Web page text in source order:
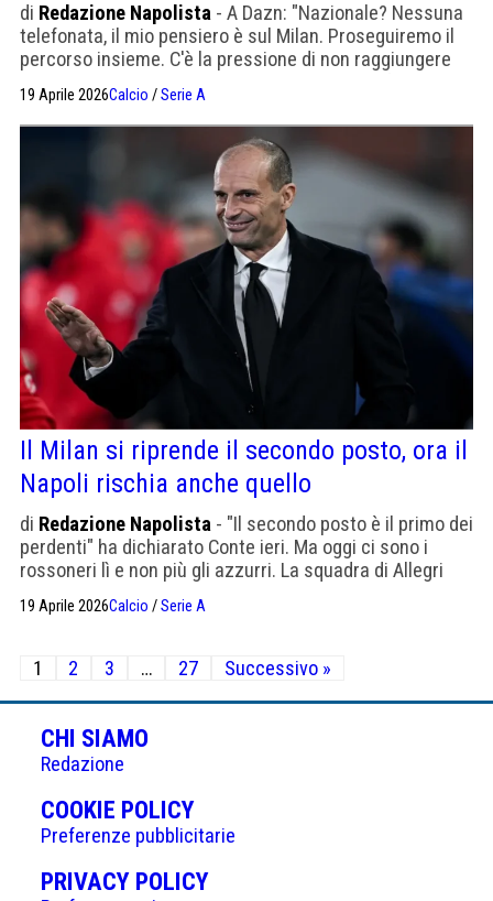
di Redazione Napolista - A Dazn: "Nazionale? Nessuna
telefonata, il mio pensiero è sul Milan. Proseguiremo il
percorso insieme. C'è la pressione di non raggiungere
19 Aprile 2026Calcio /Serie A
Il Milan si riprende il secondo posto, ora il
Napoli rischia anche quello
di Redazione Napolista - "Il secondo posto è il primo dei
perdenti" ha dichiarato Conte ieri. Ma oggi ci sono i
rossoneri lì e non più gli azzurri. La squadra di Allegri
19 Aprile 2026Calcio /Serie A
Paginazione
degli
articoli
1 2 3 … 27 Successivo »
CHI SIAMO
Redazione
COOKIE POLICY(APRE
IN
UNA
NUOVA
Preferenze pubblicitarie
PRIVACY POLICY(APRE